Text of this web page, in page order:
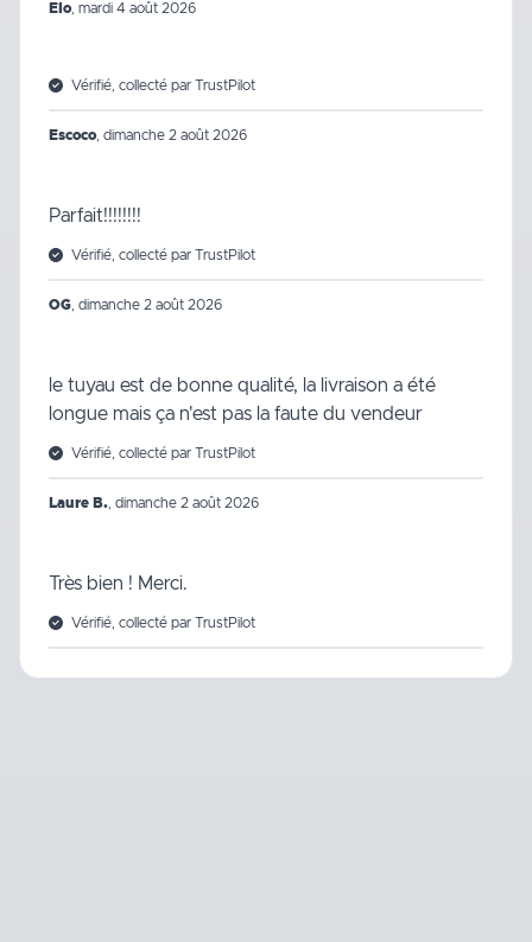
Elo, mardi 4 août 2026
Vérifié, collecté par TrustPilot
Escoco, dimanche 2 août 2026
Parfait!!!!!!!!
Vérifié, collecté par TrustPilot
OG dimanche 2 août 2026
le tuyau est de bonne qualité, la livraison a été
longue mais ça n'est pas la faute du vendeur
Vérifié, collecté par TrustPilot
Laure B. dimanche 2 août 2026
Très bien ! Merci.
Vérifié, collecté par TrustPilot